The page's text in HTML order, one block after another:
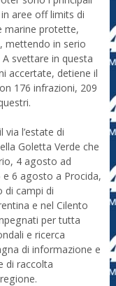
aree off limits di
marine protette,
mettendo in serio
svettare in questa
accertate, detiene il
176 infrazioni, 209
l’estate di
Goletta Verde che
4 agosto ad
6 agosto a Procida,
di campi di
e nel Cilento
per tutta
e ricerca
di informazione e
di raccolta